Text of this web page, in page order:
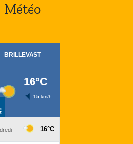
Météo